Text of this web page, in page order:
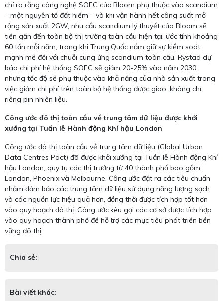
chỉ ra rằng công nghệ SOFC của Bloom phụ thuộc vào scandium
– một nguyên tố đất hiếm – và khi vận hành hết công suất mở
rộng sản xuất 2GW, nhu cầu scandium lý thuyết của Bloom sẽ
tiến gần đến toàn bộ thị trường toàn cầu hiện tại, ước tính khoảng
60 tấn mỗi năm, trong khi Trung Quốc nắm giữ sự kiểm soát
mạnh mẽ đối với chuỗi cung ứng scandium toàn cầu. Rystad dự
báo chi phí hệ thống SOFC sẽ giảm 20-25% vào năm 2030,
nhưng tốc độ sẽ phụ thuộc vào khả năng của nhà sản xuất trong
việc giảm chi phí trên toàn bộ hệ thống được giao, không chỉ
riêng pin nhiên liệu.
Công ước đô thị toàn cầu về trung tâm dữ liệu được khởi
xướng tại Tuần lễ Hành động Khí hậu London
Công ước đô thị toàn cầu về trung tâm dữ liệu (Global Urban
Data Centres Pact) đã được khởi xướng tại Tuần lễ Hành động Khí
hậu London, quy tụ các thị trưởng từ 40 thành phố bao gồm
London, Phoenix và Melbourne. Công ước đặt ra các tiêu chuẩn
nhằm đảm bảo các trung tâm dữ liệu sử dụng năng lượng sạch
và các nguồn lực hiệu quả hơn, đồng thời được tích hợp tốt hơn
vào quy hoạch đô thị. Công ước kêu gọi các cơ sở được tích hợp
vào quy hoạch thành phố để hỗ trợ các mục tiêu phát triển bền
vững đô thị.
Chia sẻ:
Bài viết khác: